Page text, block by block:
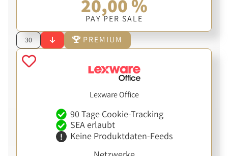
20,00 %
PAY PER SALE
30 PREMIUM
Lexware Office
90 Tage Cookie-Tracking
SEA erlaubt
Keine Produktdaten-Feeds